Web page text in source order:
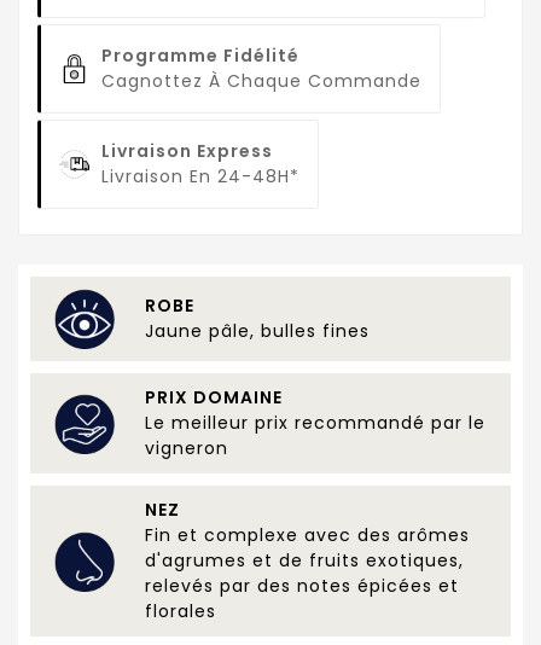
Programme Fidélité
Cagnottez À Chaque Commande
Livraison Express
Livraison En 24-48H*
ROBE
Jaune pâle, bulles fines
PRIX DOMAINE
Le meilleur prix recommandé par le
vigneron
NEZ
Fin et complexe avec des arômes
d'agrumes et de fruits exotiques,
relevés par des notes épicées et
florales